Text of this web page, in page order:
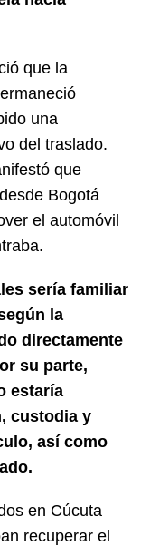
que la
una
del traslado.
que
Bogotá
el automóvil
sería familiar
la
directamente
su parte,
estaría
custodia y
así como
en Cúcuta
recuperar el